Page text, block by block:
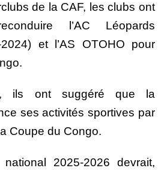
de la CAF, les clubs ont
l’AC Léopards
et l’AS OTOHO pour
ils ont suggéré que la
ses activités sportives par
Coupe du Congo.
2025-2026 devrait,